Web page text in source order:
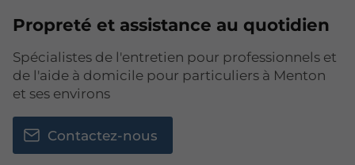
Propreté et assistance au quotidien
Spécialistes de l'entretien pour professionnels et
de l'aide à domicile pour particuliers à Menton
et ses environs
Contactez-nous